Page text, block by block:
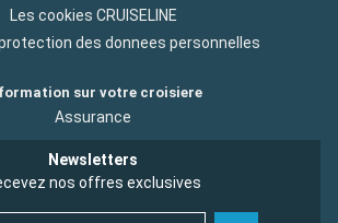
Les cookies CRUISELINE
des donnees personnelles
sur votre croisiere
Assurance
Newsletters
nos offres exclusives